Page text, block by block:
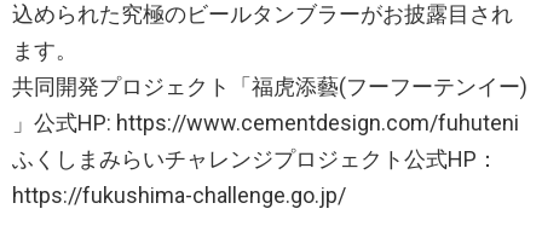
込められた究極のビールタンブラーがお披露目され
ます。
共同開発プロジェクト「福虎添藝(フーフーテンイー)
」公式HP: https://www.cementdesign.com/fuhuteni
ふくしまみらいチャレンジプロジェクト公式HP：
https://fukushima-challenge.go.jp/